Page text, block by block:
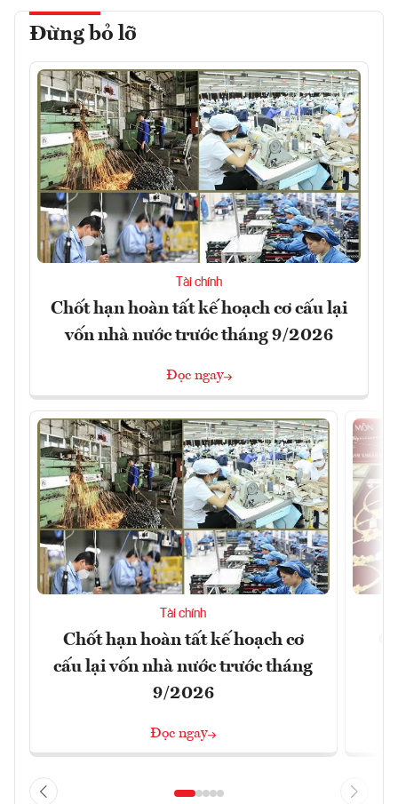
Đừng bỏ lỡ
Tài chính
Chốt hạn hoàn tất kế hoạch cơ cấu lại
vốn nhà nước trước tháng 9/2026
Đọc ngay
Tài chính
Chốt hạn hoàn tất kế hoạch cơ
cấu lại vốn nhà nước trước tháng
9/2026
Đọc ngay